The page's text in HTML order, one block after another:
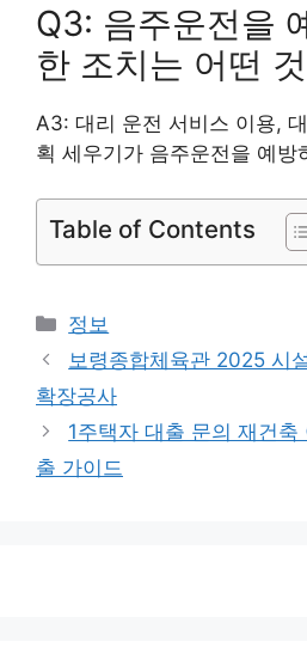
Q3: 음주운전을
한 조치는 어떤
A3: 대리 운전 서비스 이용,
획 세우기가 음주운전을 예방
Table of Contents
카
테
리
정보
보령종합체육관 2025 시
확장공사
1주택자 대출 문의 재건축
출 가이드